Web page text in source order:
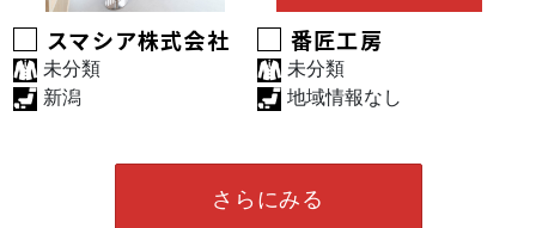
スマシア株式会社
未分類
新潟
番匠工房
未分類
地域情報なし
さらにみる